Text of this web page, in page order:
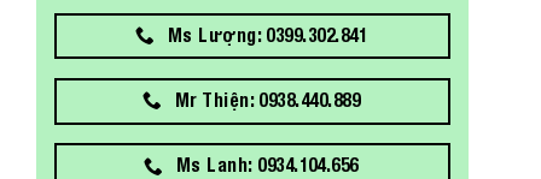
Ms Lượng: 0399.302.841
Mr Thiện: 0938.440.889
Ms Lanh: 0934.104.656